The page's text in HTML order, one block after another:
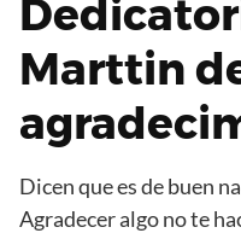
Marttin
Dicen que es de buen
Agradecer algo no te